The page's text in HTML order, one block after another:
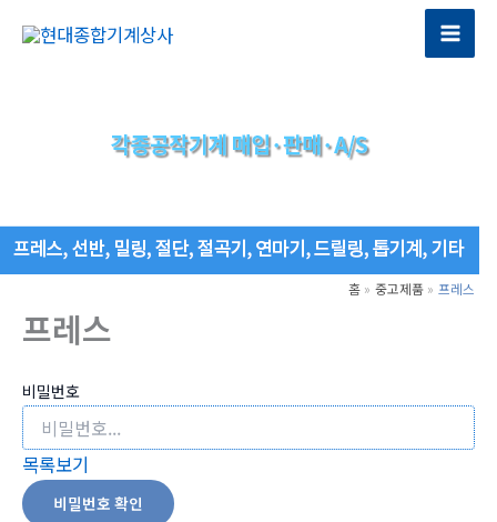
기
Main
홈 중고제품 프레스
프레스
비밀번호
목록보기
비밀번호 확인